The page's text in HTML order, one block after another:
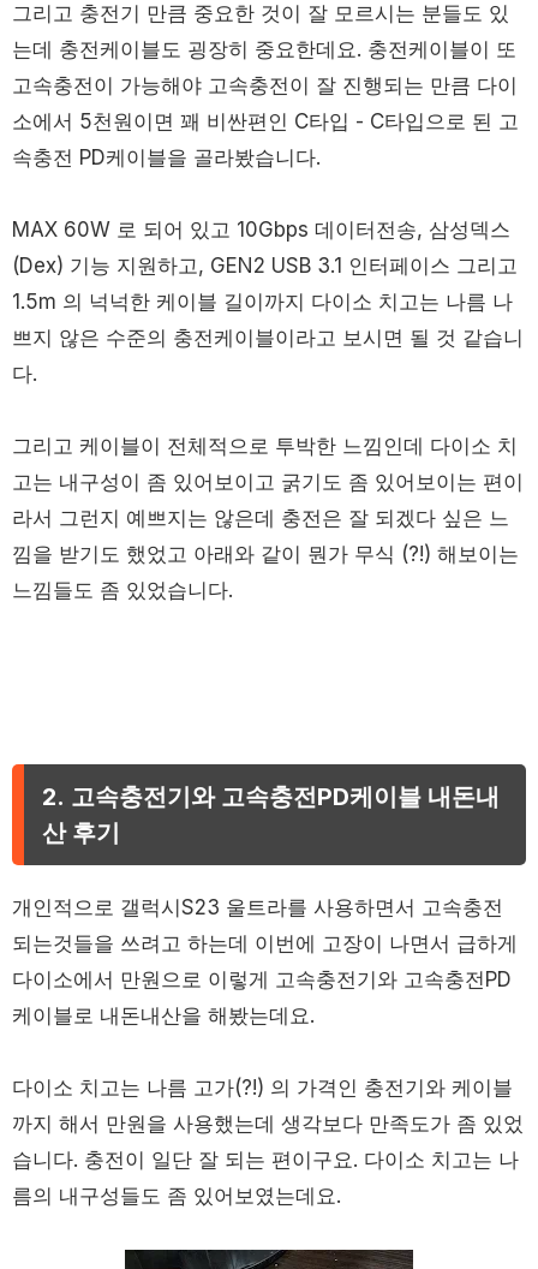
그리고 충전기 만큼 중요한 것이 잘 모르시는 분들도 있
는데 충전케이블도 굉장히 중요한데요. 충전케이블이 또
고속충전이 가능해야 고속충전이 잘 진행되는 만큼 다이
소에서 5천원이면 꽤 비싼편인 C타입 - C타입으로 된 고
속충전 PD케이블을 골라봤습니다.
MAX 60W 로 되어 있고 10Gbps 데이터전송, 삼성덱스
(Dex) 기능 지원하고, GEN2 USB 3.1 인터페이스 그리고
1.5m 의 넉넉한 케이블 길이까지 다이소 치고는 나름 나
쁘지 않은 수준의 충전케이블이라고 보시면 될 것 같습니
다.
그리고 케이블이 전체적으로 투박한 느낌인데 다이소 치
고는 내구성이 좀 있어보이고 굵기도 좀 있어보이는 편이
라서 그런지 예쁘지는 않은데 충전은 잘 되겠다 싶은 느
낌을 받기도 했었고 아래와 같이 뭔가 무식 (?!) 해보이는
느낌들도 좀 있었습니다.
2. 고속충전기와 고속충전PD케이블 내돈내
산 후기
개인적으로 갤럭시S23 울트라를 사용하면서 고속충전
되는것들을 쓰려고 하는데 이번에 고장이 나면서 급하게
다이소에서 만원으로 이렇게 고속충전기와 고속충전PD
케이블로 내돈내산을 해봤는데요.
다이소 치고는 나름 고가(?!) 의 가격인 충전기와 케이블
까지 해서 만원을 사용했는데 생각보다 만족도가 좀 있었
습니다. 충전이 일단 잘 되는 편이구요. 다이소 치고는 나
름의 내구성들도 좀 있어보였는데요.